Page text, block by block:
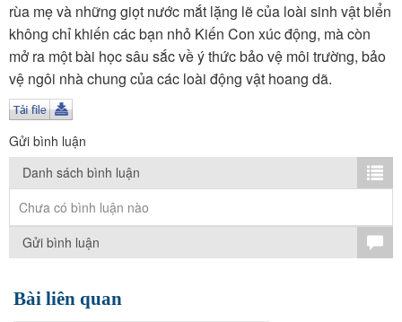
rùa mẹ và những giọt nước mắt lặng lẽ của loài sinh vật biển
không chỉ khiến các bạn nhỏ Kiến Con xúc động, mà còn
mở ra một bài học sâu sắc về ý thức bảo vệ môi trường, bảo
vệ ngôi nhà chung của các loài động vật hoang dã.
Gửi bình luận
Danh sách bình luận
Chưa có bình luận nào
Gửi bình luận
Bài liên quan